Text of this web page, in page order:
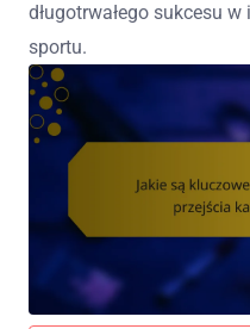
długotrwałego sukcesu
sportu.